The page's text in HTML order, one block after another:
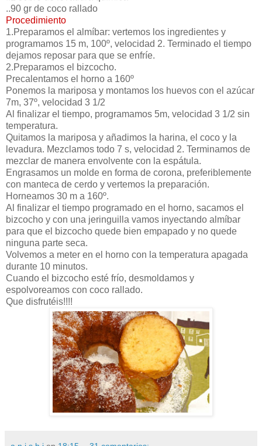
..90 gr de coco rallado
Procedimiento
1.Preparamos el almíbar: vertemos los ingredientes y
programamos 15 m, 100º, velocidad 2. Terminado el tiempo
dejamos reposar para que se enfríe.
2.Preparamos el bizcocho.
Precalentamos el horno a 160º
Ponemos la mariposa y montamos los huevos con el azúcar
7m, 37º, velocidad 3 1/2
Al finalizar el tiempo, programamos 5m, velocidad 3 1/2 sin
temperatura.
Quitamos la mariposa y añadimos la harina, el coco y la
levadura. Mezclamos todo 7 s, velocidad 2. Terminamos de
mezclar de manera envolvente con la espátula.
Engrasamos un molde en forma de corona, preferiblemente
con manteca de cerdo y vertemos la preparación.
Horneamos 30 m a 160º.
Al finalizar el tiempo programado en el horno, sacamos el
bizcocho y con una jeringuilla vamos inyectando almíbar
para que el bizcocho quede bien empapado y no quede
ninguna parte seca.
Volvemos a meter en el horno con la temperatura apagada
durante 10 minutos.
Cuando el bizcocho esté frío, desmoldamos y
espolvoreamos con coco rallado.
Que disfrutéis!!!!